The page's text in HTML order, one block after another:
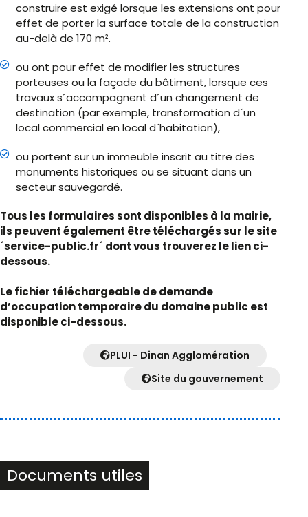
construire est exigé lorsque les extensions ont pour
effet de porter la surface totale de la construction
au-delà de 170 m².
ou ont pour effet de modifier les structures
porteuses ou la façade du bâtiment, lorsque ces
travaux s´accompagnent d´un changement de
destination (par exemple, transformation d´un
local commercial en local d´habitation),
ou portent sur un immeuble inscrit au titre des
monuments historiques ou se situant dans un
secteur sauvegardé.
Tous les formulaires sont disponibles à la mairie,
ils peuvent également être téléchargés sur le site
´service-public.fr´ dont vous trouverez le lien ci-
dessous.
Le fichier téléchargeable de demande
d’occupation temporaire du domaine public est
disponible ci-dessous.
PLUI - Dinan Agglomération
Site du gouvernement
Documents utiles